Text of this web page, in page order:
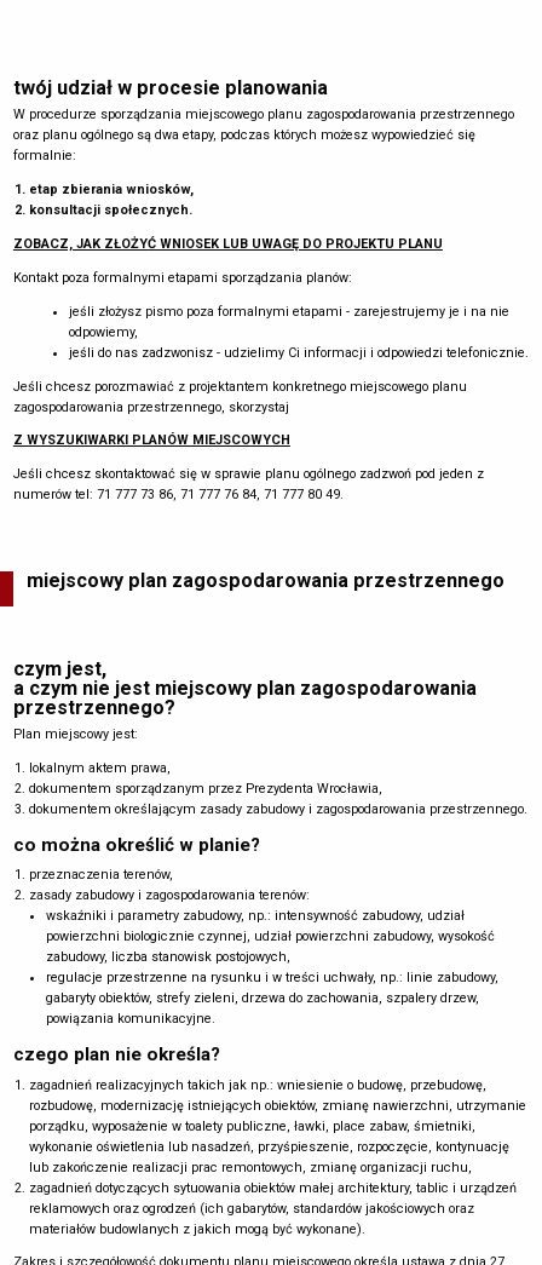
twój udział w procesie planowania
W procedurze sporządzania miejscowego planu zagospodarowania przestrzennego
oraz planu ogólnego są dwa etapy, podczas których możesz wypowiedzieć się
formalnie:
etap zbierania wniosków,
konsultacji społecznych.
ZOBACZ, JAK ZŁOŻYĆ WNIOSEK LUB UWAGĘ DO PROJEKTU PLANU
Kontakt poza formalnymi etapami sporządzania planów:
jeśli złożysz pismo poza formalnymi etapami - zarejestrujemy je i na nie
odpowiemy,
jeśli do nas zadzwonisz - udzielimy Ci informacji i odpowiedzi telefonicznie.
Jeśli chcesz porozmawiać z projektantem konkretnego miejscowego planu
zagospodarowania przestrzennego, skorzystaj
Z WYSZUKIWARKI PLANÓW MIEJSCOWYCH
Jeśli chcesz skontaktować się w sprawie planu ogólnego zadzwoń pod jeden z
numerów tel: 71 777 73 86, 71 777 76 84, 71 777 80 49.
miejscowy plan zagospodarowania przestrzennego
czym jest,
a czym nie jest miejscowy plan zagospodarowania
przestrzennego?
Plan miejscowy jest:
lokalnym aktem prawa,
dokumentem sporządzanym przez Prezydenta Wrocławia,
dokumentem określającym zasady zabudowy i zagospodarowania przestrzennego.
co można określić w planie?
przeznaczenia terenów,
zasady zabudowy i zagospodarowania terenów:
wskaźniki i parametry zabudowy, np.: intensywność zabudowy, udział
powierzchni biologicznie czynnej, udział powierzchni zabudowy, wysokość
zabudowy, liczba stanowisk postojowych,
regulacje przestrzenne na rysunku i w treści uchwały, np.: linie zabudowy,
gabaryty obiektów, strefy zieleni, drzewa do zachowania, szpalery drzew,
powiązania komunikacyjne.
czego plan nie określa?
zagadnień realizacyjnych takich jak np.: wniesienie o budowę, przebudowę,
rozbudowę, modernizację istniejących obiektów, zmianę nawierzchni, utrzymanie
porządku, wyposażenie w toalety publiczne, ławki, place zabaw, śmietniki,
wykonanie oświetlenia lub nasadzeń, przyśpieszenie, rozpoczęcie, kontynuację
lub zakończenie realizacji prac remontowych, zmianę organizacji ruchu,
zagadnień dotyczących sytuowania obiektów małej architektury, tablic i urządzeń
reklamowych oraz ogrodzeń (ich gabarytów, standardów jakościowych oraz
materiałów budowlanych z jakich mogą być wykonane).